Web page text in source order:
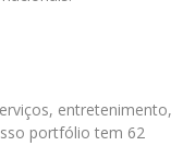
entretenimento,
portfólio tem 62